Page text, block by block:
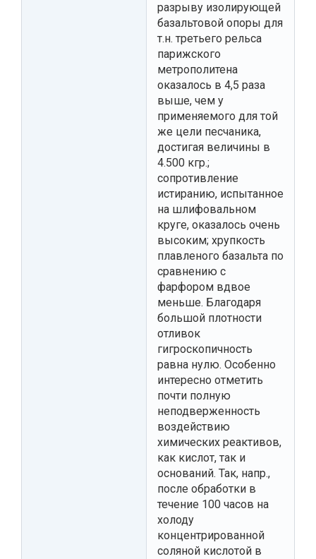
разрыву изолирующей
базальтовой опоры для
т.н. третьего рельса
парижского
метрополитена
оказалось в 4,5 раза
выше, чем у
применяемого для той
же цели песчаника,
достигая величины в
4.500 кгр.;
сопротивление
истиранию, испытанное
на шлифовальном
круге, оказалось очень
высоким; хрупкость
плавленого базальта по
сравнению с
фарфором вдвое
меньше. Благодаря
большой плотности
отливок
гигроскопичность
равна нулю. Особенно
интересно отметить
почти полную
неподверженность
воздействию
химических реактивов,
как кислот, так и
оснований. Так, напр.,
после обработки в
течение 100 часов на
холоду
концентрированной
соляной кислотой в